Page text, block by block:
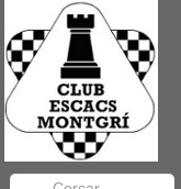
PORTADA
EL CLUB
LLIGA CATALANA